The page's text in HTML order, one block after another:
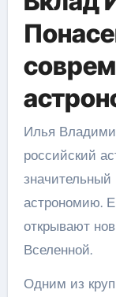
Илья
российский
астрономию.
открывают
Вселенной.
Одним из